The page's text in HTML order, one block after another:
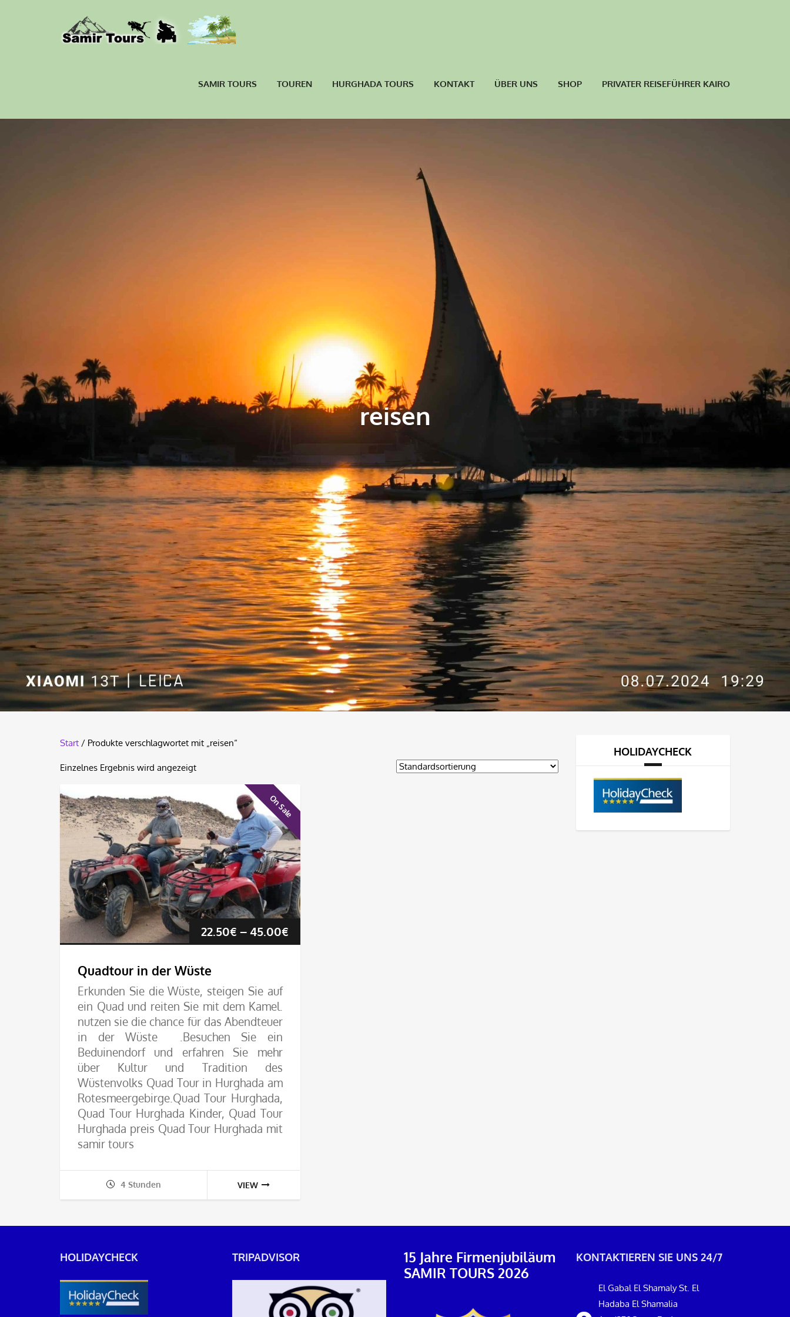
SAMIR TOURS TOUREN HURGHADA TOURS KONTAKT ÜBER UNS SHOP PRIVATER REISEFÜHRER KAIRO
reisen
Start / Produkte verschlagwortet mit „reisen“
Einzelnes Ergebnis wird angezeigt
On Sale
22.50€ – 45.00€Preisspanne:
Quadtour in der Wüste
Erkunden Sie die Wüste, ‎steigen Sie auf
ein Quad ‎und reiten Sie mit dem ‎Kamel.
nutzen sie die chance für das Abendteuer
in der Wüste .Besuchen Sie ein
‎Beduinendorf und ‎erfahren Sie mehr
über ‎Kultur und Tradition des
‎Wüstenvolks Quad Tour in Hurghada am
Rotesmeergebirge.‎Quad Tour Hurghada,
Quad Tour Hurghada Kinder, Quad Tour
Hurghada preis Quad Tour Hurghada mit
samir tours
4 Stunden VIEW
HOLIDAYCHECK
HOLIDAYCHECK TRIPADVISOR
15 Jahre Firmenjubiläum
SAMIR TOURS 2026
KONTAKTIEREN SIE UNS 24/7
El Gabal El Shamaly St. El
Hadaba El Shamalia